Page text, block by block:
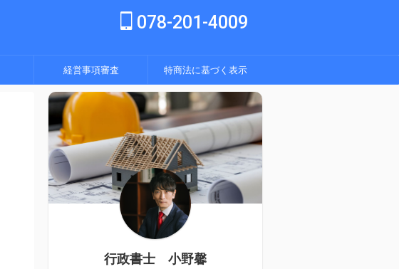
078-201-4009
経営事項審査 特商法に基づく表示
行政書士 小野馨